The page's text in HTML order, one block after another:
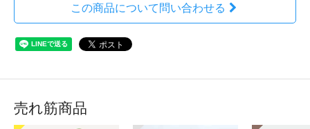
この商品について問い合わせる
売れ筋商品